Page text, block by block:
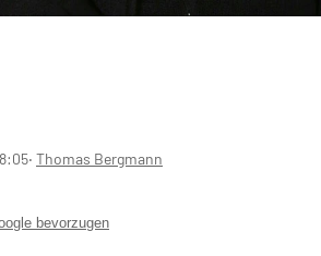
‧ Thomas Bergmann
bevorzugen